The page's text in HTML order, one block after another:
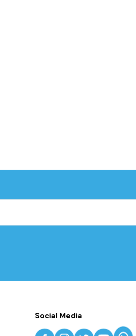
Social Media